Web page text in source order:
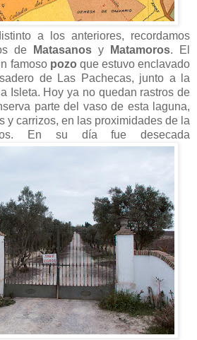
a los anteriores, recordamos
de
Matasanos y Matamoros. El
famoso pozo que estuvo enclavado
de Las Pachecas, junto a la
Isleta. Hoy ya no quedan rastros de
parte del vaso de esta laguna,
y carrizos, en las proximidades de la
En su día fue desecada